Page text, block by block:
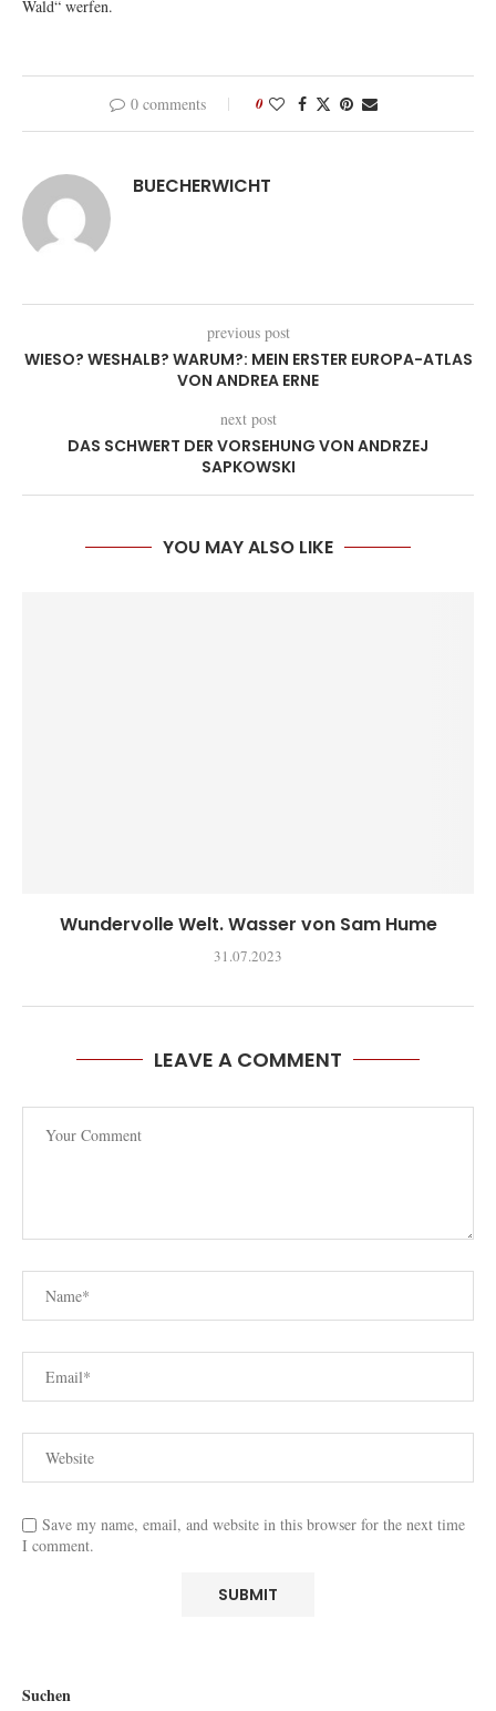
Wald“ werfen.
0 comments 0
BUECHERWICHT
previous post
WIESO? WESHALB? WARUM?: MEIN ERSTER EUROPA-ATLAS
VON ANDREA ERNE
next post
DAS SCHWERT DER VORSEHUNG VON ANDRZEJ
SAPKOWSKI
YOU MAY ALSO LIKE
Wundervolle Welt. Wasser von Sam Hume
31.07.2023
LEAVE A COMMENT
Save my name, email, and website in this browser for the next time
I comment.
Suchen